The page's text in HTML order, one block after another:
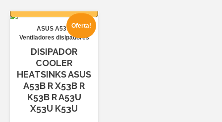
era:
9,60€.
8,49€.
Oferta!
ASUS A53
Ventiladores disipadores
DISIPADOR
COOLER
HEATSINKS ASUS
A53B R X53B R
K53B R A53U
X53U K53U